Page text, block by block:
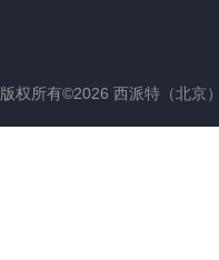
版权所有©2026 西派特（北京